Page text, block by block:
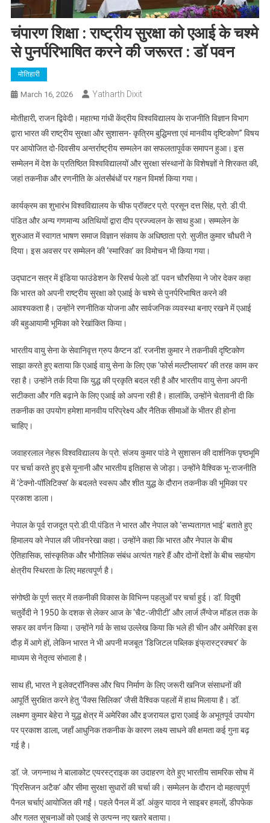
चंपारण शिक्षा : राष्ट्रीय सुरक्षा को एआई के चश्मे
से पुनर्परिभाषित करने की जरूरत : डॉ पवन
मोतिहारी
March 16, 2026 Yatharth Dixit
मोतीहारी, राजन द्विवेदी। महात्मा गांधी केंद्रीय विश्वविद्यालय के राजनीति विज्ञान विभाग
द्वारा भारत की राष्ट्रीय सुरक्षा और सुशासन- कृत्रिम बुद्धिमत्ता एवं मानवीय दृष्टिकोण” विषय
पर आयोजित दो-दिवसीय अन्तर्राष्ट्रीय सम्मलेन का सफलतापूर्वक समापन हुआ। इस
सम्मेलन में देश के प्रतिष्ठित विश्वविद्यालयों और सुरक्षा संस्थानों के विशेषज्ञों ने शिरकत की,
जहां तकनीक और रणनीति के अंतर्संबंधों पर गहन विमर्श किया गया।
कार्यक्रम का शुभारंभ विश्वविद्यालय के चीफ प्रॉक्टर प्रो. प्रसून दत्त सिंह, प्रो. डी.पी.
पंडित और अन्य गणमान्य अतिथियों द्वारा दीप प्रज्ज्वलन के साथ हुआ। सम्मलेन के
शुरुआत में स्वागत भाषण समाज विज्ञान संकाय के अधिष्ठाता प्रो. सुजीत कुमार चौधरी ने
दिया। इस अवसर पर सम्मेलन की ‘स्मारिका’ का विमोचन भी किया गया।
उद्घाटन सत्र में इंडिया फाउंडेशन के रिसर्च फेलो डॉ. पवन चौरसिया ने जोर देकर कहा
कि भारत को अपनी राष्ट्रीय सुरक्षा को एआई के चश्मे से पुनर्परिभाषित करने की
आवश्यकता है। उन्होंने रणनीतिक योजना और सार्वजनिक व्यवस्था बनाए रखने में एआई
की बहुआयामी भूमिका को रेखांकित किया।
भारतीय वायु सेना के सेवानिवृत्त ग्रुप कैप्टन डॉ. रजनीश कुमार ने तकनीकी दृष्टिकोण
साझा करते हुए बताया कि एआई वायु सेना के लिए एक ‘फोर्स मल्टीप्लायर’ की तरह काम कर
रहा है। उन्होंने तर्क दिया कि युद्ध की प्रकृति बदल रही है और भारतीय वायु सेना अपनी
सटीकता और गति बढ़ाने के लिए एआई को अपना रही है। हालांकि, उन्होंने चेतावनी दी कि
तकनीक का उपयोग हमेशा मानवीय परिप्रेक्ष्य और नैतिक सीमाओं के भीतर ही होना
चाहिए।
जवाहरलाल नेहरू विश्वविद्यालय के प्रो. संजय कुमार पांडे ने सुशासन की दार्शनिक पृष्ठभूमि
पर चर्चा करते हुए इसे यूनानी और भारतीय इतिहास से जोड़ा। उन्होंने वैश्विक भू-राजनीति
में ‘टेक्नो-पॉलिटिक्स’ के बदलते स्वरूप और शीत युद्ध के दौरान तकनीक की भूमिका पर
प्रकाश डाला।
नेपाल के पूर्व राजदूत प्रो.डी.पी.पंडित ने भारत और नेपाल को ‘सभ्यतागत भाई’ बताते हुए
हिमालय को नेपाल की जीवनरेखा कहा। उन्होंने कहा कि भारत और नेपाल के बीच
ऐतिहासिक, सांस्कृतिक और भौगोलिक संबंध अत्यंत गहरे हैं और दोनों देशों के बीच सहयोग
क्षेत्रीय स्थिरता के लिए महत्वपूर्ण है।
संगोष्ठी के पूर्ण सत्र में तकनीकी विकास के विभिन्न पहलुओं पर चर्चा हुई। डॉ. विदुषी
चतुर्वेदी ने 1950 के दशक से लेकर आज के ‘चैट-जीपीटी’ और लार्ज लैंग्वेज मॉडल तक के
सफर का वर्णन किया। उन्होंने गर्व के साथ उल्लेख किया कि भले ही चीन और अमेरिका इस
दौड़ में आगे हों, लेकिन भारत ने भी अपनी मजबूत ‘डिजिटल पब्लिक इंफ्रास्ट्रक्चर’ के
माध्यम से नेतृत्व संभाला है।
साथ ही, भारत ने इलेक्ट्रॉनिक्स और चिप निर्माण के लिए जरूरी खनिज संसाधनों की
आपूर्ति सुरक्षित करने हेतु ‘पैक्स सिलिका’ जैसी वैश्विक पहलों में हाथ मिलाया है। डॉ.
लक्ष्मण कुमार बेहेरा ने युद्ध क्षेत्र में अमेरिका और इजरायल द्वारा एआई के अभूतपूर्व उपयोग
पर प्रकाश डाला, जहाँ आधुनिक तकनीक के कारण लक्ष्य साधने की क्षमता कई गुना बढ़
गई है।
डॉ. जे. जगन्नाथ ने बालाकोट एयरस्ट्राइक का उदाहरण देते हुए भारतीय सामरिक सोच में
‘प्रिसिजन अटैक’ और सीमा सुरक्षा सुधारों की चर्चा की। सम्मेलन के दौरान दो महत्वपूर्ण
पैनल चर्चाएं आयोजित की गईं। पहले पैनल में डॉ. अंकुर यादव ने साइबर हमलों, डीपफेक
और गलत सूचनाओं को एआई से उत्पन्न नए खतरे बताया।